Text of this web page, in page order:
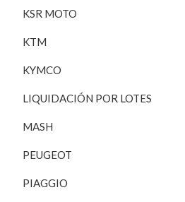
KSR MOTO
KTM
KYMCO
LIQUIDACIÓN POR LOTES
MASH
PEUGEOT
PIAGGIO